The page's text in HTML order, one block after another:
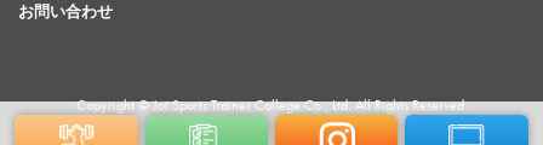
お問い合わせ
Copyright © Jot Sports Trainer College Co., Ltd. All Rights Reserved.